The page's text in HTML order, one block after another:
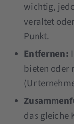
wichtig,
veraltet
Punkt.
Entfernen:
bieten oder
das gleiche